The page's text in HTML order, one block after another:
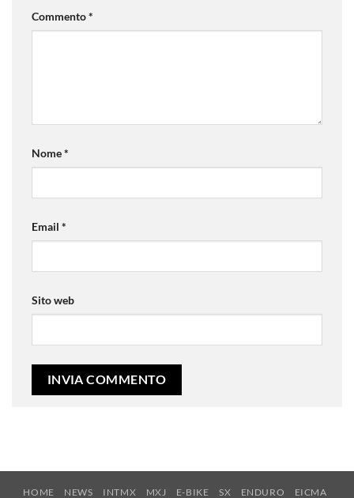
Commento*
Nome*
Email *
Sito web
HOME NEWS INTMX MXJ E-BIKE SX ENDURO
EICMA